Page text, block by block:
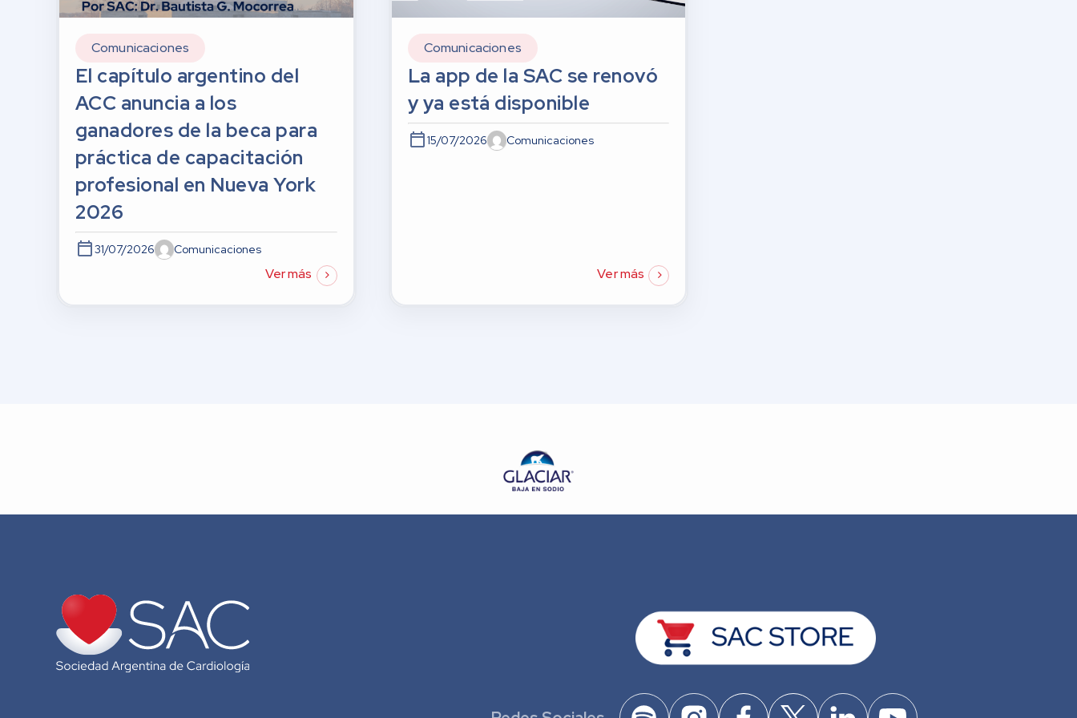
Comunicaciones
El capítulo argentino del
ACC anuncia a los
ganadores de la beca para
práctica de capacitación
profesional en Nueva York
2026
31/07/2026 Comunicaciones
Ver más
Comunicaciones
La app de la SAC se renovó
y ya está disponible
15/07/2026 Comunicaciones
Ver más